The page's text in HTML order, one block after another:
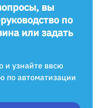
вы
по
или задать
и узнайте ввсю
по автоматизации